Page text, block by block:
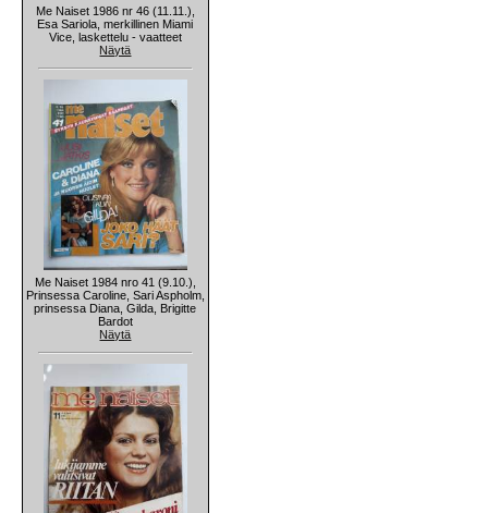
Me Naiset 1986 nr 46 (11.11.),
Esa Sariola, merkillinen Miami
Vice, laskettelu - vaatteet
Näytä
Me Naiset 1984 nro 41 (9.10.),
Prinsessa Caroline, Sari Aspholm,
prinsessa Diana, Gilda, Brigitte
Bardot
Näytä